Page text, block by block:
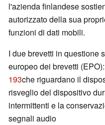
l'azienda finlandese
autorizzato della sua
funzioni di dati mobili.
I due brevetti in questione
europeo dei brevetti (EPO):
193che riguardano il
risveglio del dispositivo
intermittenti e la
segnali audio